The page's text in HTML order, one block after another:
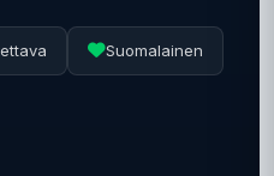
Suomalainen